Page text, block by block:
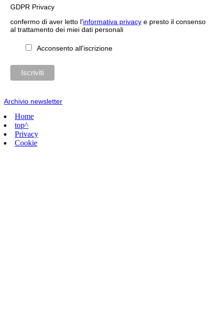
GDPR Privacy
confermo di aver letto l'informativa privacye presto il consenso
al trattamento dei miei dati personali
Acconsento all'iscrizione
Archivio newsletter
Home
top^
Privacy
Cookie